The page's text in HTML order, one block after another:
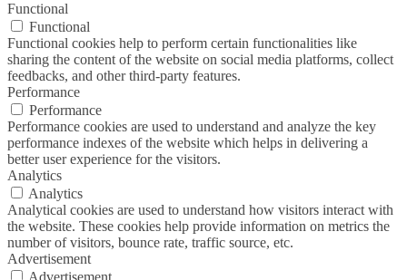
Functional
Functional
Functional cookies help to perform certain functionalities like
sharing the content of the website on social media platforms, collect
feedbacks, and other third-party features.
Performance
Performance
Performance cookies are used to understand and analyze the key
performance indexes of the website which helps in delivering a
better user experience for the visitors.
Analytics
Analytics
Analytical cookies are used to understand how visitors interact with
the website. These cookies help provide information on metrics the
number of visitors, bounce rate, traffic source, etc.
Advertisement